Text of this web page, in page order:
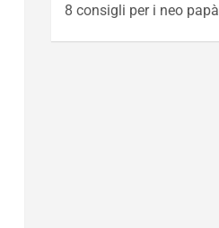
8 consigli per i neo papà